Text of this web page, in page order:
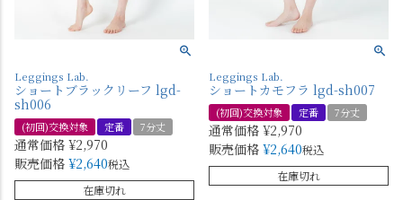
Leggings Lab.
ショートブラックリーフ lgd-
sh006
(初回)交換対象 定番 7分丈
通常価格 ¥2,970
販売価格 ¥2,640税込
在庫切れ
Leggings Lab.
ショートカモフラ lgd-sh007
(初回)交換対象 定番 7分丈
通常価格 ¥2,970
販売価格 ¥2,640税込
在庫切れ